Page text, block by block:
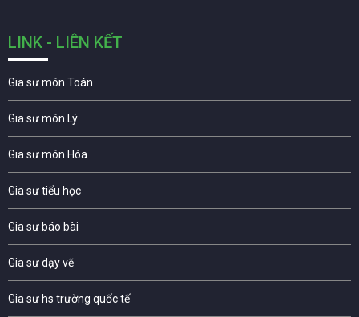
LINK - LIÊN KẾT
Gia sư môn Toán
Gia sư môn Lý
Gia sư môn Hóa
Gia sư tiểu học
Gia sư báo bài
Gia sư dạy vẽ
Gia sư hs trường quốc tế